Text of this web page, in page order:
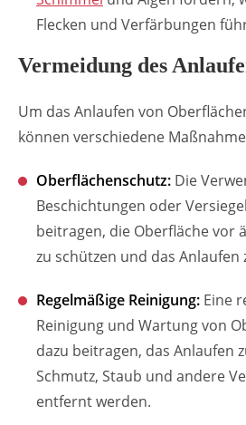
Flecken und Verfärbungen
Vermeidung des
Um das Anlaufen von
können verschiedene
Oberflächenschutz: Die
Beschichtungen oder
beitragen, die Oberfläche vor
zu schützen und das Anlaufen
Regelmäßige Reinigung: Eine
Reinigung und Wartung von
dazu beitragen, das Anlaufen
Schmutz, Staub und andere
entfernt werden.